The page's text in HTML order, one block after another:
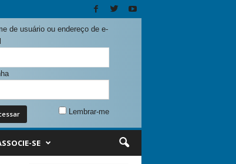
de usuário ou endereço de e-
Lembrar-me
SE